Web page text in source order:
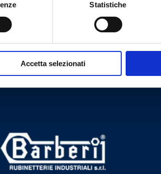
Statistiche
Accetta selezionati
Brauchen Sie Hilfe?